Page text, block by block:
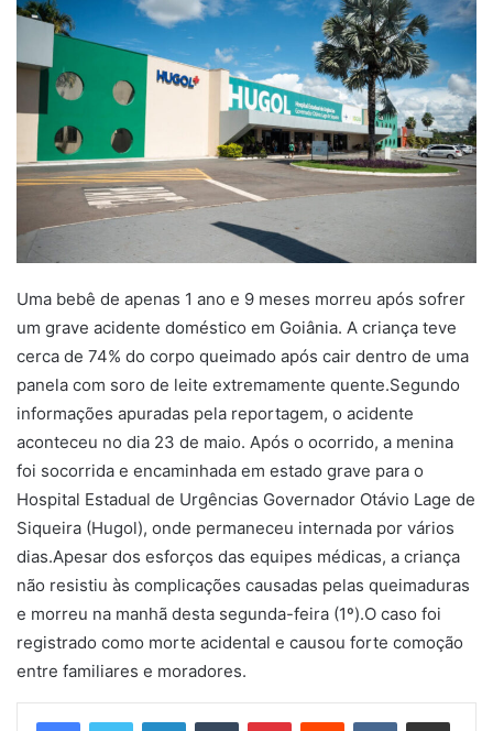
Uma bebê de apenas 1 ano e 9 meses morreu após sofrer
um grave acidente doméstico em Goiânia. A criança teve
cerca de 74% do corpo queimado após cair dentro de uma
panela com soro de leite extremamente quente.Segundo
informações apuradas pela reportagem, o acidente
aconteceu no dia 23 de maio. Após o ocorrido, a menina
foi socorrida e encaminhada em estado grave para o
Hospital Estadual de Urgências Governador Otávio Lage de
Siqueira (Hugol), onde permaneceu internada por vários
dias.Apesar dos esforços das equipes médicas, a criança
não resistiu às complicações causadas pelas queimaduras
e morreu na manhã desta segunda-feira (1º).O caso foi
registrado como morte acidental e causou forte comoção
entre familiares e moradores.
LinkedinTumblr PinterestReddit VK Compartilhar via e-mail